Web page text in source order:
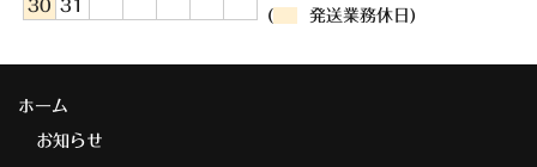
30 31
( 発送業務休日)
ホーム
お知らせ